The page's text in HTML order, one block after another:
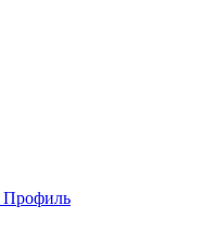
Профиль